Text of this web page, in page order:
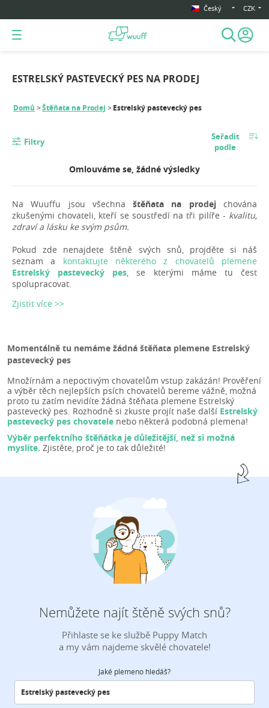
Český CZK
ESTRELSKÝ PASTEVECKÝ PES NA PRODEJ
Domů Štěňata na Prodej Estrelský pastevecký pes
Filtry
Seřadit
podle
Omlouváme se, žádné výsledky
Na Wuuffu jsou všechnaštěňata na prodejchována
zkušenými chovateli, kteří se soustředí na tři pilíře - kvalitu,
zdraví a lásku ke svým psům.
Pokud zde nenajdete štěně svých snů, projděte si náš
seznam a kontaktujte některého z chovatelů plemene
Estrelský pastevecký pes, se kterými máme tu čest
spolupracovat.
Zjistit více >>
Momentálně tu nemáme žádná štěňata plemene Estrelský
pastevecký pes
Množírnám a nepoctivým chovatelům vstup zakázán! Prověření
a výběr těch nejlepších psích chovatelů bereme vážně, možná
proto tu zatím nevidíte žádná štěňata plemene Estrelský
pastevecký pes. Rozhodně si zkuste projít naše další Estrelský
pastevecký pes chovatele nebo některá podobná plemena!
Výběr perfektního štěňátka je důležitější, než si možná
myslíte. Zjistěte, proč je to tak důležité!
Nemůžete najít štěně svých snů?
Přihlaste se ke službě Puppy Match
a my vám najdeme skvělé chovatele!
Jaké plemeno hledáš?